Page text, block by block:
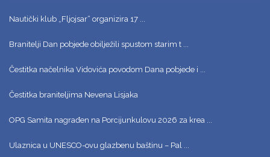
Nautički klub „Fljojsar“ organizira 17 ...
Branitelji Dan pobjede obilježili spustom starim t ...
Čestitka načelnika Vidovića povodom Dana pobjede i ...
Čestitka braniteljima Nevena Lisjaka
OPG Samita nagrađen na Porcijunkulovu 2026 za krea ...
Ulaznica u UNESCO-ovu glazbenu baštinu – Pal ...